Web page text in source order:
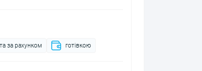
за рахунком готівкою